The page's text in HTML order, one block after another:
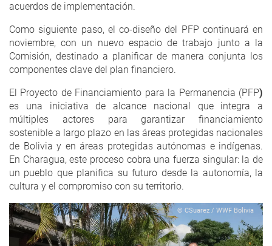
acuerdos de implementación.
Como siguiente paso, el co-diseño del PFP continuará en
noviembre, con un nuevo espacio de trabajo junto a la
Comisión, destinado a planificar de manera conjunta los
componentes clave del plan financiero.
El Proyecto de Financiamiento para la Permanencia (PFP)
es una iniciativa de alcance nacional que integra a
múltiples actores para garantizar financiamiento
sostenible a largo plazo en las áreas protegidas nacionales
de Bolivia y en áreas protegidas autónomas e indígenas.
En Charagua, este proceso cobra una fuerza singular: la de
un pueblo que planifica su futuro desde la autonomía, la
cultura y el compromiso con su territorio.
© CSuarez / WWF Bolivia